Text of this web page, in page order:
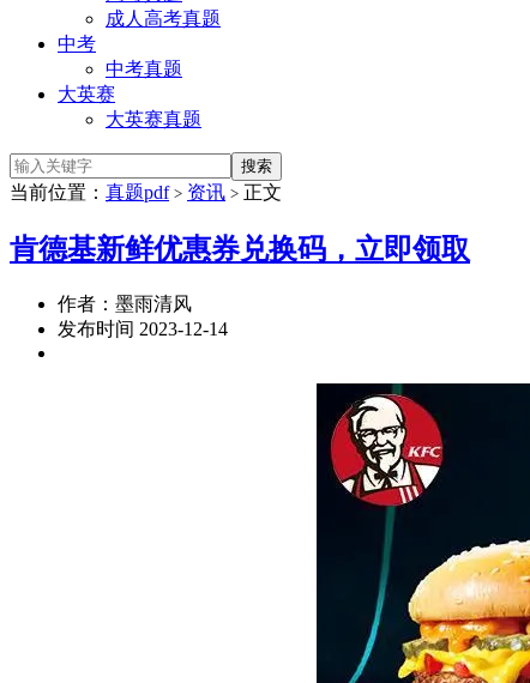
成人高考真题
中考
中考真题
大英赛
大英赛真题
当前位置： 真题pdf > 资讯 > 正文
肯德基新鲜优惠券兑换码，立即领取
作者：墨雨清风
发布时间 2023-12-14